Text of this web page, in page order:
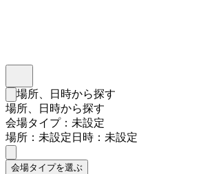
検索フォームを閉じる
場所、日時から探す
場所、日時から探す
会場タイプ：未設定
場所：未設定日時：未設定
会場タイプを選ぶ